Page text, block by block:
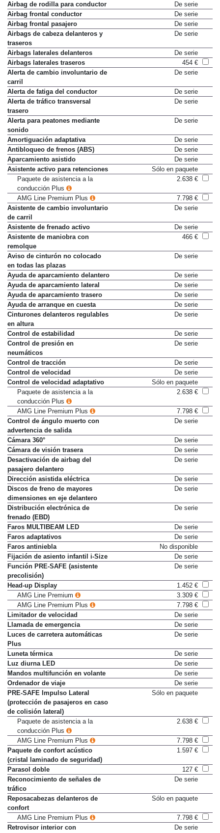
Airbag de rodilla para conductor
De serie
Airbag frontal conductor
De serie
Airbag frontal pasajero
De serie
Airbags de cabeza delanteros y
traseros
De serie
Airbags laterales delanteros
De serie
Airbags laterales traseros
454 €
Alerta de cambio involuntario de
carril
De serie
Alerta de fatiga del conductor
De serie
Alerta de tráfico transversal
trasero
De serie
Alerta para peatones mediante
sonido
De serie
Amortiguación adaptativa
De serie
Antibloqueo de frenos (ABS)
De serie
Aparcamiento asistido
De serie
Asistente activo para retenciones
Sólo en paquete
Paquete de asistencia a la
conducción Plus
2.638 €
AMG Line Premium Plus
7.798 €
Asistente de cambio involuntario
de carril
De serie
Asistente de frenado activo
De serie
Asistente de maniobra con
remolque
466 €
Aviso de cinturón no colocado
en todas las plazas
De serie
Ayuda de aparcamiento delantero
De serie
Ayuda de aparcamiento lateral
De serie
Ayuda de aparcamiento trasero
De serie
Ayuda de arranque en cuesta
De serie
Cinturones delanteros regulables
en altura
De serie
Control de estabilidad
De serie
Control de presión en
neumáticos
De serie
Control de tracción
De serie
Control de velocidad
De serie
Control de velocidad adaptativo
Sólo en paquete
Paquete de asistencia a la
conducción Plus
2.638 €
AMG Line Premium Plus
7.798 €
Control de ángulo muerto con
advertencia de salida
De serie
Cámara 360°
De serie
Cámara de visión trasera
De serie
Desactivación de airbag del
pasajero delantero
De serie
Dirección asistida eléctrica
De serie
Discos de freno de mayores
dimensiones en eje delantero
De serie
Distribución electrónica de
frenado (EBD)
De serie
Faros MULTIBEAM LED
De serie
Faros adaptativos
De serie
Faros antiniebla
No disponible
Fijación de asiento infantil i-Size
De serie
Función PRE-SAFE (asistente
precolisión)
De serie
Head-up Display
1.452 €
AMG Line Premium
3.309 €
AMG Line Premium Plus
7.798 €
Limitador de velocidad
De serie
Llamada de emergencia
De serie
Luces de carretera automáticas
Plus
De serie
Luneta térmica
De serie
Luz diurna LED
De serie
Mandos multifunción en volante
De serie
Ordenador de viaje
De serie
PRE-SAFE Impulso Lateral
(protección de pasajeros en caso
de colisión lateral)
Sólo en paquete
Paquete de asistencia a la
conducción Plus
2.638 €
AMG Line Premium Plus
7.798 €
Paquete de confort acústico
(cristal laminado de seguridad)
1.597 €
Parasol doble
127 €
Reconocimiento de señales de
tráfico
De serie
Reposacabezas delanteros de
confort
Sólo en paquete
AMG Line Premium Plus
7.798 €
Retrovisor interior con
De serie